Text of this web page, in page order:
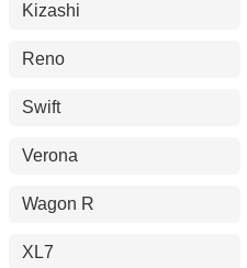
Kizashi
Reno
Swift
Verona
Wagon R
XL7